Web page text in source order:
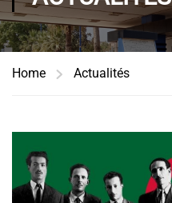
Home Actualités